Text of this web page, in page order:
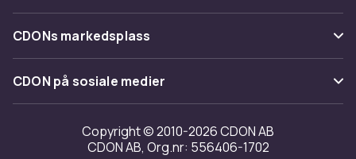
Tilbakekallinger
Varemerker
Om oss
Kundeanmeldelser
Jobbe på CDON
Investor relations
CDONs markedsplass
Merchant Help Center
CDON på sosiale medier
Copyright © 2010-2026 CDON AB
CDON AB, Org.nr: 556406-1702